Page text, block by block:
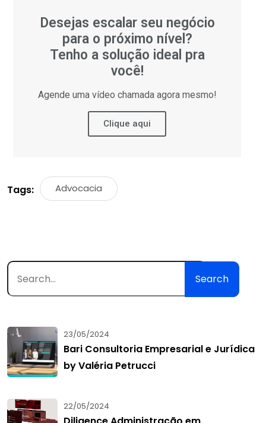
Desejas escalar seu negócio
para o próximo nível?
Tenho a solução ideal pra
você!
Agende uma vídeo chamada agora mesmo!
Clique aqui
Tags: Advocacia
Search
23/05/2024
Bari Consultoria Empresarial e Jurídica
by Valéria Petrucci
22/05/2024